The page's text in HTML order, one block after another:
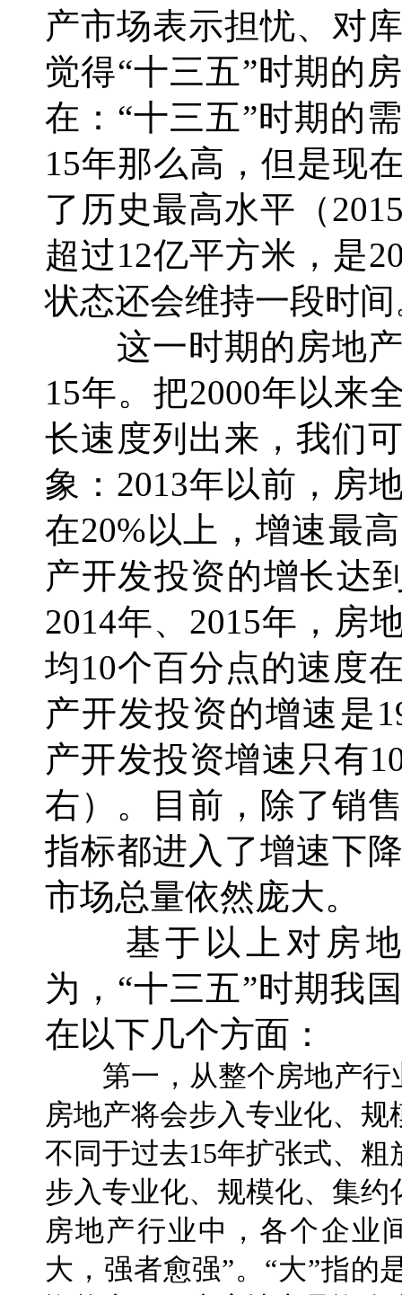
产市场表示担忧、对
觉得“十三五”时期的
在：“十三五”时期的
15年那么高，但是现
了历史最高水平（
超过12亿平方米，是
状态还会维持一段时
这一时期的房地产
15年。把2000年以来
长速度列出来，我们
象：2013年以前，房
在20%以上，增速最
产开发投资的增长达
2014年、2015年，房
均10个百分点的速度
产开发投资的增速是
产开发投资增速只有
右）。目前，除了销
指标都进入了增速下
市场总量依然庞大。
基于以上对房地
为，“十三五”时期我
在以下几个方面：
第一，从整个房地产行
房地产将会步入专业化、
不同于过去15年扩张式、
步入专业化、规模化、集
房地产行业中，各个企业
大，强者愈强”。“大”指的